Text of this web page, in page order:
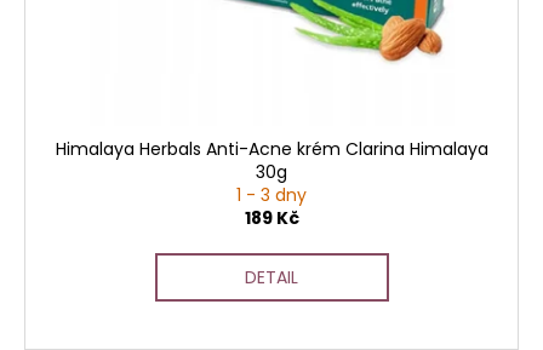
Himalaya Herbals Anti-Acne krém Clarina Himalaya
30g
1 - 3 dny
189 Kč
DETAIL